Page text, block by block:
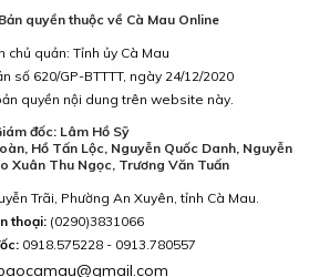
quyền thuộc về Cà Mau Online
chủ quản: Tỉnh ủy Cà Mau
số 620/GP-BTTTT, ngày 24/12/2020
quyền nội dung trên website này.
đốc: Lâm Hồ Sỹ
Hồ Tấn Lộc, Nguyễn Quốc Danh, Nguyễn
Xuân Thu Ngọc, Trương Văn Tuấn
Trãi, Phường An Xuyên, tỉnh Cà Mau.
thoại: (0290)3831066
0918.575228 - 0913.780557